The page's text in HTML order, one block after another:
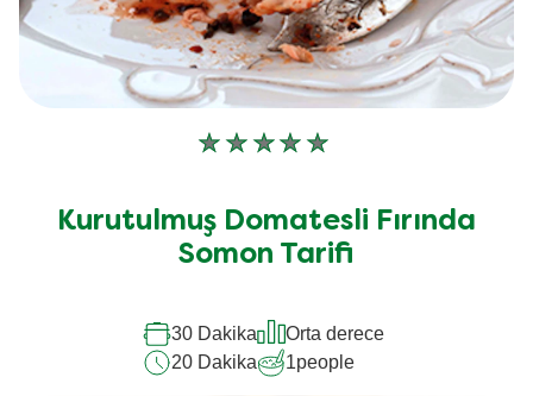
Bu
için
değerlendirme
Kurutulmuş Domatesli Fırında
Somon Tarifi
30 Dakika
Orta derece
20 Dakika
1people